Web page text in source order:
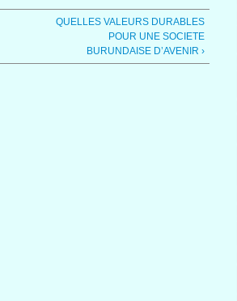
QUELLES VALEURS DURABLES
POUR UNE SOCIETE
BURUNDAISE D’AVENIR ›